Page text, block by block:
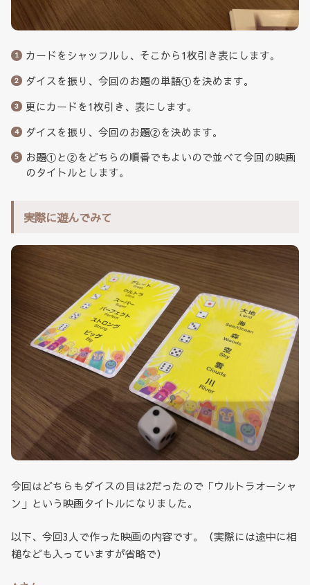
カードをシャッフルし、そこから1枚引き表にします。
ダイスを振り、今回のお題の単語①を決めます。
更にカードを1枚引き、表にします。
ダイスを振り、今回のお題②を決めます。
お題①と②をどちらの順番でもよいので並べて今回の映画
のタイトルとします。
実際に遊んでみて
今回はどちらもダイスの目は2だったので「ウルトラオーシャ
ン」という映画タイトルになりました。
以下、今回3人で作った映画の内容です。（実際には途中に相
槌なども入っていますが省略で）